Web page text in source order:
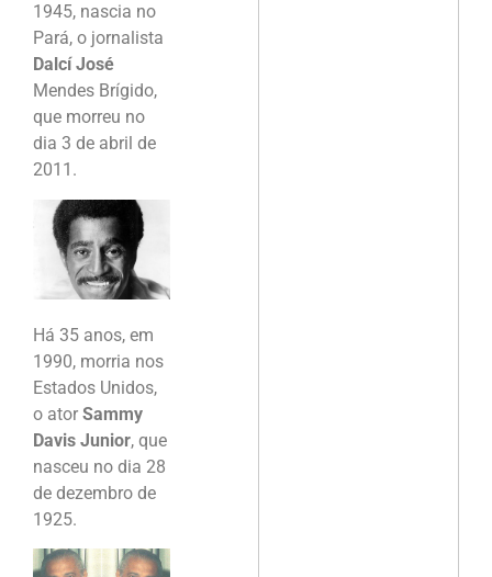
1945, nascia no
Pará, o jornalista
Dalcí José
Mendes Brígido,
que morreu no
dia 3 de abril de
2011.
Há 35 anos, em
1990, morria nos
Estados Unidos,
o ator Sammy
Davis Junior, que
nasceu no dia 28
de dezembro de
1925.